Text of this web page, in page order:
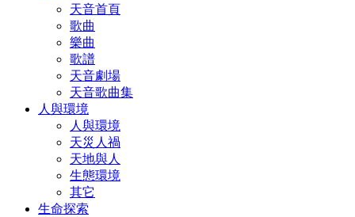
天音首頁
歌曲
樂曲
歌譜
天音劇場
天音歌曲集
人與環境
人與環境
天災人禍
天地與人
生態環境
其它
生命探索